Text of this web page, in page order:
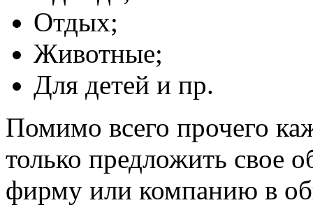
Отдых;
Животные;
Для детей и пр.
Помимо всего прочего
только предложить свое
фирму или компанию в